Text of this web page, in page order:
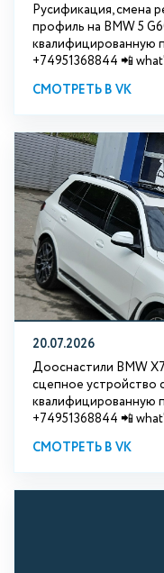
Русификация, смена
профиль на BMW 5
квалифицированную
+74951368844 📲
СМОТРЕТЬ В VK
20.07.2026
Дооснастили BMW
сцепное устройство
квалифицированную
+74951368844 📲
СМОТРЕТЬ В VK